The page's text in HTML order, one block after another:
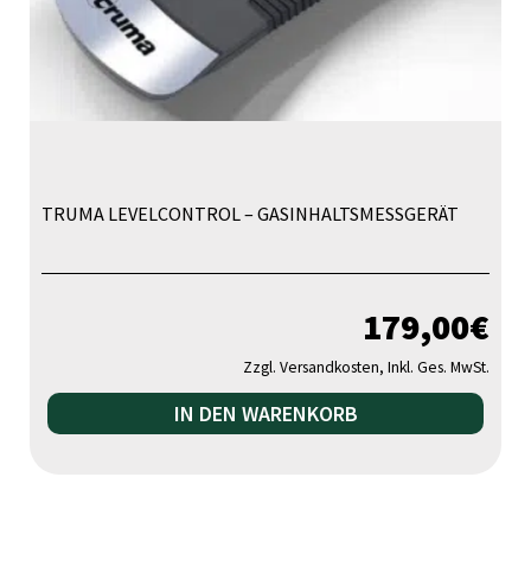
TRUMA LEVELCONTROL – GASINHALTSMESSGERÄT
179,00€
Zzgl. Versandkosten, Inkl. Ges. MwSt.
IN DEN WARENKORB